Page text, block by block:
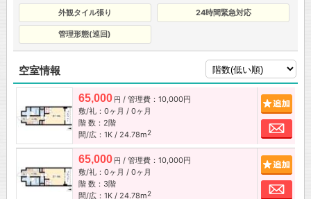
外観タイル張り 24時間緊急対応
管理形態(巡回)
空室情報
65,000 円 / 管理費：10,000円
敷/礼：0ヶ月 / 0ヶ月
階 数：2階
間/広：1K / 24.78m2
お
65,000 円 / 管理費：10,000円
敷/礼：0ヶ月 / 0ヶ月
階 数：3階
間/広：1K / 24.78m2
お